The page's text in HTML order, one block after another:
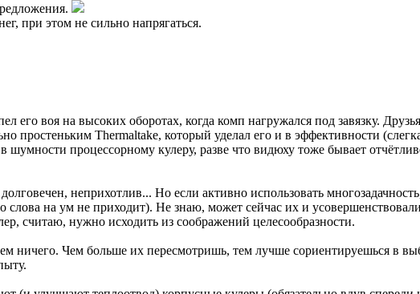
при этом не сильно напрягаться.
его воя на высоких оборотах, когда комп нагружался под завязку.
простеньким Thermaltake, который уделал его и в эффективности
процессорному кулеру, разве что видюху тоже бывает
неприхотлив... Но если активно использовать
на ум не приходит). Не знаю, может сейчас их и
считаю, нужно исходить из соображений целесообразности.
ничего. Чем больше их пересмотришь, тем лучше сориентируешься в